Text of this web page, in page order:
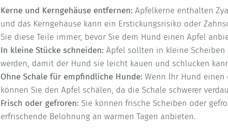
Kerne und Kerngehäuse entfernen: Apfelkerne enthalten
und das Kerngehäuse kann ein Erstickungsrisiko oder
Sie diese Teile immer, bevor Sie dem Hund einen Apfel
In kleine Stücke schneiden: Äpfel sollten in kleine
werden, damit der Hund sie leicht kauen und schlucken
Ohne Schale für empfindliche Hunde: Wenn Ihr Hund
können Sie den Apfel schälen, da die Schale schwerer
Frisch oder gefroren: Sie können frische Scheiben oder
erfrischende Belohnung an warmen Tagen anbieten.